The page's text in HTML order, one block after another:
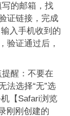
的邮箱，找
证链接，完成
入手机收到的
验证通过后，
醒：不要在
法选择“无”选
【Safari浏览
刚刚创建的